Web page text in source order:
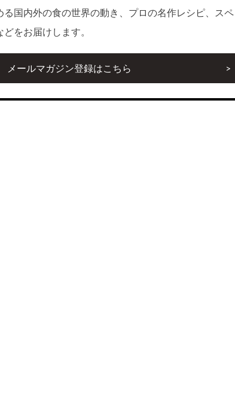
国内外の食の世界の動き、プロの名作レシピ、スペ
をお届けします。
メールマガジン登録はこちら